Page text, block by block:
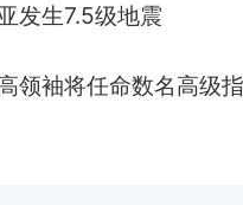
发生7.5级地震